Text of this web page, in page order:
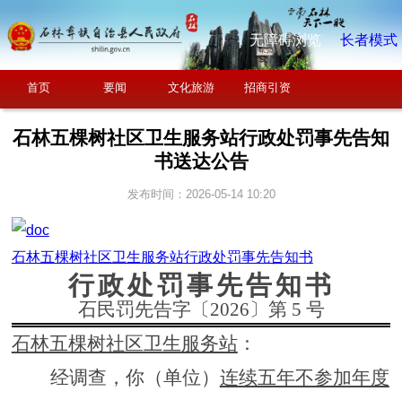
无障碍浏览 长者模式
首页 要闻 文化旅游 招商引资
石林五棵树社区卫生服务站行政处罚事先告知
书送达公告
发布时间：2026-05-14 10:20
石林五棵树社区卫生服务站行政处罚事先告知书
行政处罚事先告知书
石民罚先告字〔2026〕第 5 号
石林五棵树社区卫生服务站：
经调查，你（单位） 连续五年不参加年度